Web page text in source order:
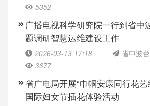
5352
广播电视科学研究院一行到省中
题调研智慧运维建设工作
2026-03-13 17:18
省中波
3677
省广电局开展“巾帼安康同行花艺
国际妇女节插花体验活动